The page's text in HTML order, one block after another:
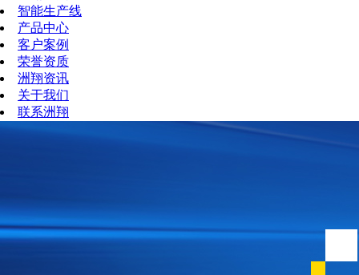
智能生产线
产品中心
客户案例
荣誉资质
洲翔资讯
关于我们
联系洲翔